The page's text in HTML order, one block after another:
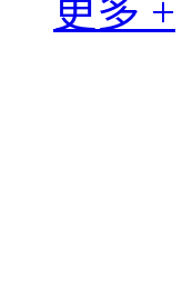
更多 +